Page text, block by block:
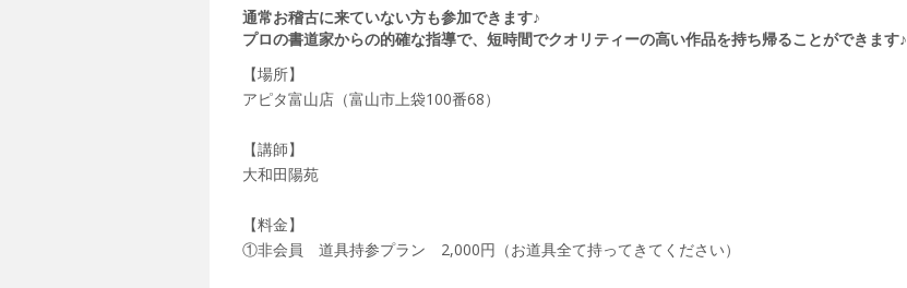
通常お稽古に来ていない方も参加できます♪
プロの書道家からの的確な指導で、短時間でクオリティーの高い作品を持ち帰ることができます♪
【場所】
アピタ富山店（富山市上袋100番68）
【講師】
大和田陽苑
【料金】
①非会員 道具持参プラン 2,000円（お道具全て持ってきてください）